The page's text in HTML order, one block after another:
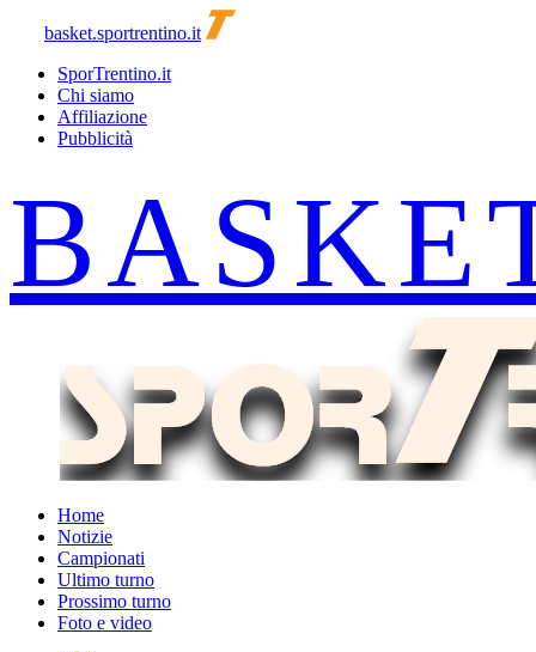
basket.sportrentino.it
SporTrentino.it
Chi siamo
Affiliazione
Pubblicità
Home
Notizie
Campionati
Ultimo turno
Prossimo turno
Foto e video